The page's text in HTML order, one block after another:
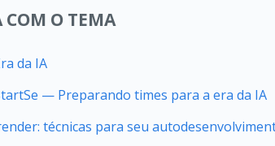
COM O TEMA
da IA
— Preparando times para a era da IA
técnicas para seu